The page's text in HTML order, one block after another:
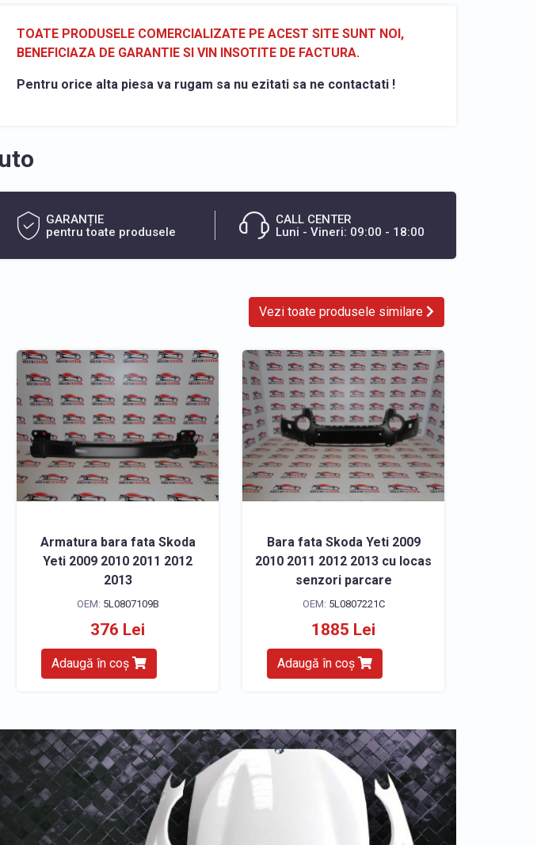
TOATE PRODUSELE COMERCIALIZATE PE ACEST SITE SUNT NOI,
BENEFICIAZA DE GARANTIE SI VIN INSOTITE DE FACTURA.
Pentru orice alta piesa va rugam sa nu ezitati sa ne contactati !
GARANȚIE
pentru toate produsele
CALL CENTER
Luni - Vineri: 09:00 - 18:00
Vezi toate produsele similare
Armatura bara fata Skoda
Yeti 2009 2010 2011 2012
2013
OEM: 5L0807109B
376 Lei
Adaugă în coș
Bara fata Skoda Yeti 2009
2010 2011 2012 2013 cu locas
senzori parcare
OEM: 5L0807221C
1885 Lei
Adaugă în coș